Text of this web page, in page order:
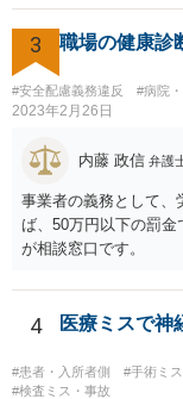
ショットの証拠が縦長
ないことはない) →こ
り、①～④も訴訟の勝
致命的なミスではない
として当然確認すべき
3 職場の健康診
#安全配慮義務違反 #病院
2023年2月26日
内藤 政信 弁護
事業者の義務として、
ば、50万円以下の罰
が相談窓口です。
4 医療ミスで神
#患者・入所者側 #手術ミ
#検査ミス・事故